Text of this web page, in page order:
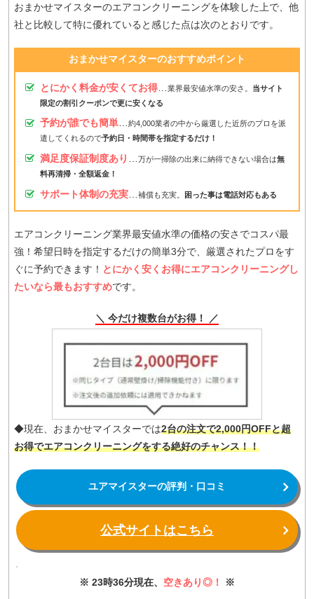
おまかせマイスターのエアコンクリーニングを体験した上で、他
社と比較して特に優れていると感じた点は次のとおりです。
おまかせマイスターのおすすめポイント
とにかく料金が安くてお得…業界最安値水準の安さ。 当サイト
限定の割引クーポンで更に安くなる
予約が誰でも簡単…約4,000業者の中から厳選した近所のプロを派
遣してくれるので予約日・時間帯を指定するだけ！
満足度保証制度あり 万が一掃除の出来に納得できない場合は無
料再清掃・全額返金！
サポート体制の充実… 補償も充実。 困った事は電話対応もある
エアコンクリーニング業界最安値水準の価格の安さでコスパ最
強！希望日時を指定するだけの簡単3分で、厳選されたプロをす
ぐに予約できます！ とにかく安くお得にエアコンクリーニングし
たいなら最もおすすめです。
＼ 今だけ複数台がお得！ ／
◆現在、おまかせマイスターでは2台の注文で2,000円OFFと超
お得でエアコンクリーニングをする絶好のチャンス！！
ユアマイスターの評判・口コミ
公式サイトはこちら
※ 23時36分現在、 空きあり◎！ ※